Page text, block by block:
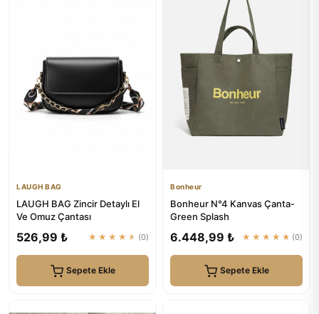
LAUGH BAG
LAUGH BAG Zincir Detaylı El
Ve Omuz Çantası
526,99 ₺ ★★★★★ (0)
Sepete Ekle
Bonheur
Bonheur N°4 Kanvas Çanta-
Green Splash
6.448,99 ₺ ★★★★★ (0)
Sepete Ekle